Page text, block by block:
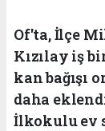
Of'ta, İlçe
Kızılay iş
kan bağışı
daha
İlkokulu ev